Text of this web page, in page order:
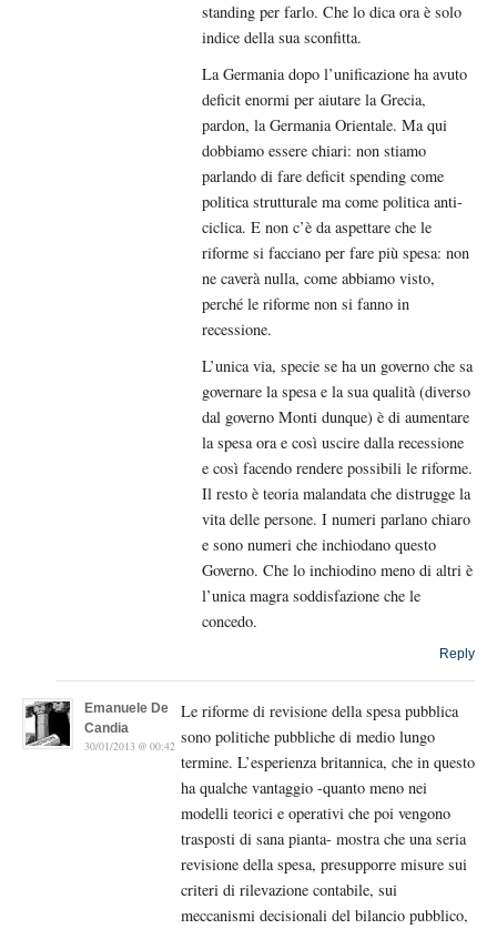
standing per farlo. Che lo dica ora è solo
indice della sua sconfitta.
La Germania dopo l’unificazione ha avuto
deficit enormi per aiutare la Grecia,
pardon, la Germania Orientale. Ma qui
dobbiamo essere chiari: non stiamo
parlando di fare deficit spending come
politica strutturale ma come politica anti-
ciclica. E non c’è da aspettare che le
riforme si facciano per fare più spesa: non
ne caverà nulla, come abbiamo visto,
perché le riforme non si fanno in
recessione.
L’unica via, specie se ha un governo che sa
governare la spesa e la sua qualità (diverso
dal governo Monti dunque) è di aumentare
la spesa ora e così uscire dalla recessione
e così facendo rendere possibili le riforme.
Il resto è teoria malandata che distrugge la
vita delle persone. I numeri parlano chiaro
e sono numeri che inchiodano questo
Governo. Che lo inchiodino meno di altri è
l’unica magra soddisfazione che le
concedo.
Reply
Emanuele De
Candia
30/01/2013 @ 00:42
Le riforme di revisione della spesa pubblica
sono politiche pubbliche di medio lungo
termine. L’esperienza britannica, che in questo
ha qualche vantaggio -quanto meno nei
modelli teorici e operativi che poi vengono
trasposti di sana pianta- mostra che una seria
revisione della spesa, presupporre misure sui
criteri di rilevazione contabile, sui
meccanismi decisionali del bilancio pubblico,